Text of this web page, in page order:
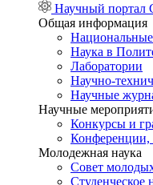
Научный
Общая информация
Наука в
Лаборатории
Научно-
Научные
Научные
Конкурсы и
Конференции,
Молодежная наука
Совет
Студенческое